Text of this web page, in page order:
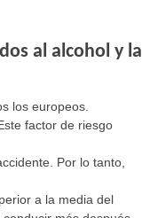
al alcohol y la
los europeos.
factor de riesgo
Por lo tanto,
a la media del